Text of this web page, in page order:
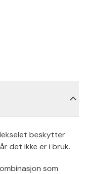
beskytter
det ikke er i bruk.
som